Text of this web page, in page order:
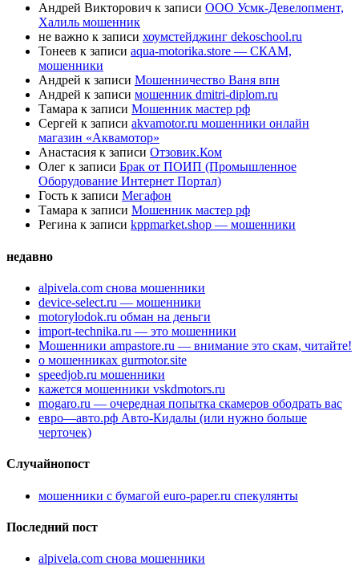
Андрей Викторович к записи ООО Усмк-Девелопмент,
Халиль мошенник
не важно к записи хоумстейджинг dekoschool.ru
Тонеев к записи aqua-motorika.store — СКАМ,
мошенники
Андрей к записи Мошенничество Ваня впн
Андрей к записи мошенник dmitri-diplom.ru
Тамара к записи Мошенник мастер рф
Сергей к записи akvamotor.ru мошенники онлайн
магазин «Аквамотор»
Анастасия к записи Отзовик.Ком
Олег к записи Брак от ПОИП (Промышленное
Оборудование Интернет Портал)
Гость к записи Мегафон
Тамара к записи Мошенник мастер рф
Регина к записи kppmarket.shop — мошенники
недавно
alpivela.com снова мошенники
device-select.ru — мошенники
motorylodok.ru обман на деньги
import-technika.ru — это мошенники
Мошенники ampastore.ru — внимание это скам, читайте!
о мошенниках gurmotor.site
speedjob.ru мошенники
кажется мошенники vskdmotors.ru
mogaro.ru — очередная попытка скамеров ободрать вас
евро—авто.рф Авто-Кидалы (или нужно больше
черточек)
Случайнопост
мошенники с бумагой euro-paper.ru спекулянты
Последний пост
alpivela.com снова мошенники